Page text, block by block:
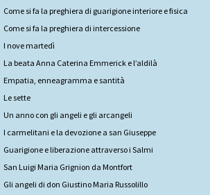
Come si fa la preghiera di guarigione interiore e fisica
Come si fa la preghiera di intercessione
I nove martedì
La beata Anna Caterina Emmerick e l’aldilà
Empatia, enneagramma e santità
Le sette
Un anno con gli angeli e gli arcangeli
I carmelitani e la devozione a san Giuseppe
Guarigione e liberazione attraverso i Salmi
San Luigi Maria Grignion da Montfort
Gli angeli di don Giustino Maria Russolillo